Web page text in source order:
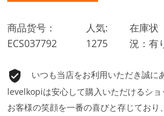
商品货号：
ECS037792
人気:
1275
在庫状
況：有
いつも当店をお利用いただき誠に
levelkopiは安心して購入いただけるシ
お客様の笑顔を一番の喜びと存じてお